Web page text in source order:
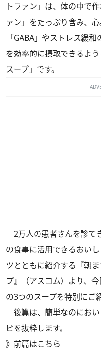
トファン」は、体の中で
ァン」をたっぷり含み、
「GABA」やストレス緩
を効率的に摂取できるよ
スープ」です。
2万人の患者さんを診て
の食事に活用できるおい
ツとともに紹介する 『朝
プ』
（アスコム）より、
の3つのスープを特別にご
後篇は、簡単なのにお
ピを抜粋します。
》 前篇はこちら